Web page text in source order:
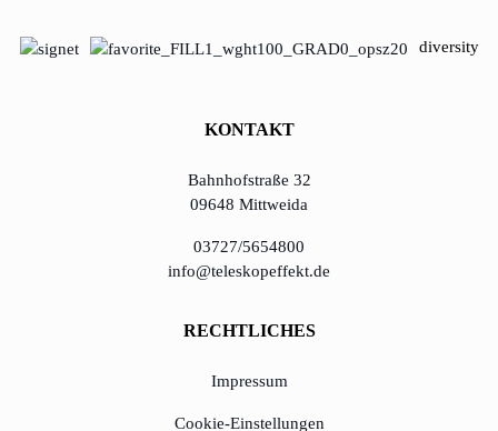
diversity
KONTAKT
Bahnhofstraße 32
09648 Mittweida
03727/5654800
info@teleskopeffekt.de
RECHTLICHES
Impressum
Cookie-Einstellungen